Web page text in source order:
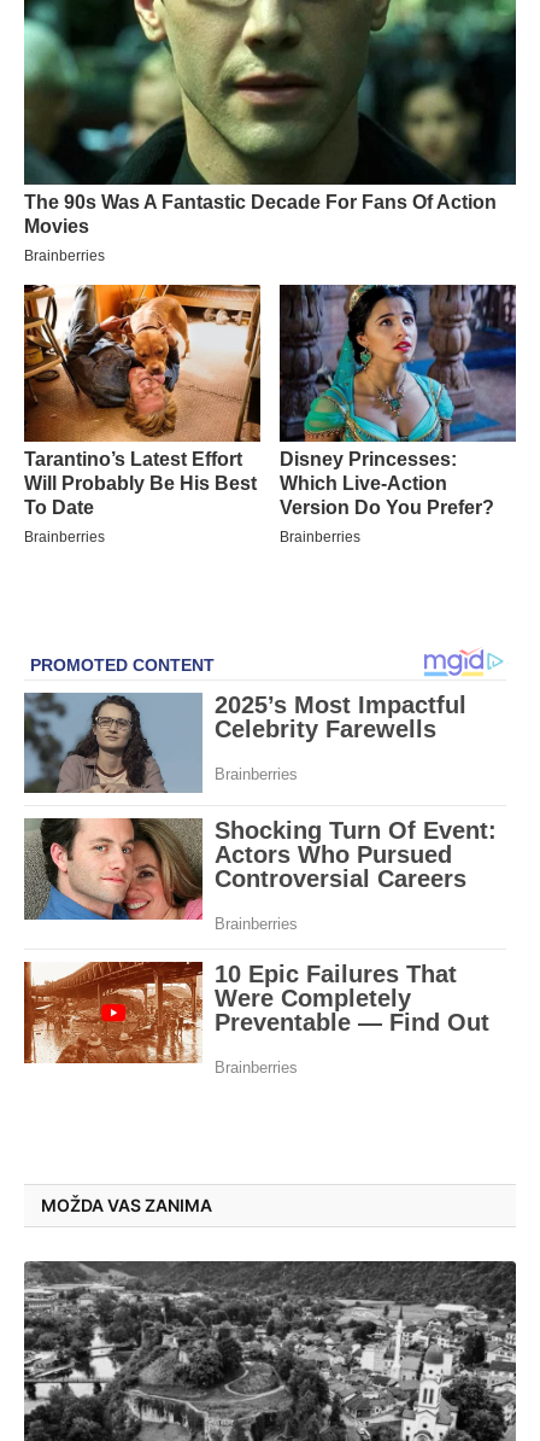
MOŽDA VAS ZANIMA